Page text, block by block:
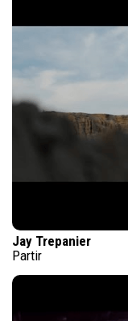
Jay Trepanier
Partir